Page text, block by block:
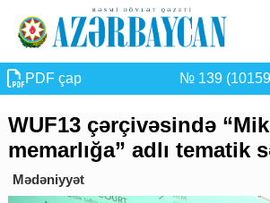
PDF çap № 139
WUF13 çərçivəsində
memarlığa” adlı tematik
Mədəniyyət